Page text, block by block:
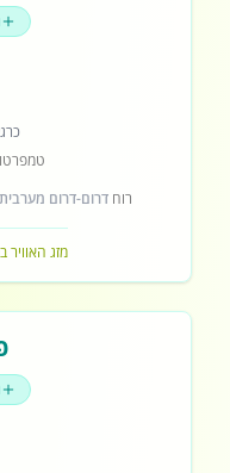
רוח דרום-דרום מערבית
מזג האוויר